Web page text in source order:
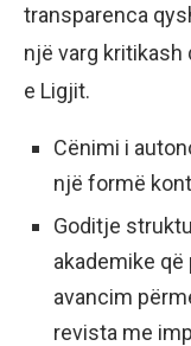
transparenca
një varg
e Ligjit.
Cënimi i
një formë
Goditje
akademike
avancim
revista me